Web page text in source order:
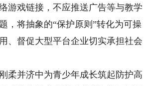
游戏链接，不应推送广告等与教学
，将抽象的“保护原则”转化为可操
、督促大型平台企业切实承担社会
并济中为青少年成长筑起防护高